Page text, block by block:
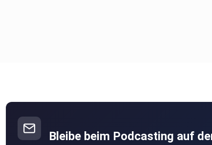
Bleibe beim Podcasting auf